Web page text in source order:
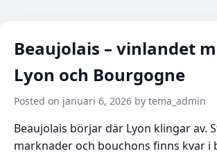
Beaujolais – vinlandet
Lyon och Bourgogne
Posted on januari 6, 2026 by tema_admin
Beaujolais börjar där Lyon klingar av.
marknader och bouchons finns kvar i